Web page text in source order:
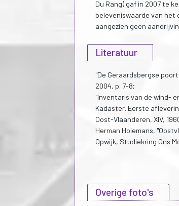
Du Rang) gaf in 2007 te
beleveniswaarde van het
aangezien geen
Literatuur
"De Geraardsbergse
2004, p. 7-8;
"Inventaris van de wind-
Kadaster. Eerste
Oost-Vlaanderen, XIV,
Herman Holemans,
Opwijk, Studiekring Ons
Overige foto's